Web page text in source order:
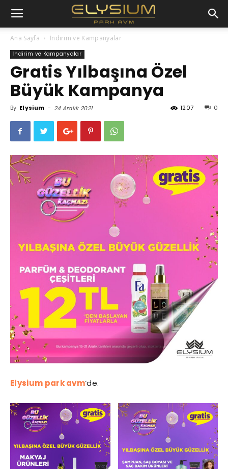
Ana Sayfa İndirim ve Kampanyalar
İndirim ve Kampanyalar
Gratis Yılbaşına Özel
Büyük Kampanya
By Elysium - 24 Aralık 2021 0
1207
Elysium park avm‘de.